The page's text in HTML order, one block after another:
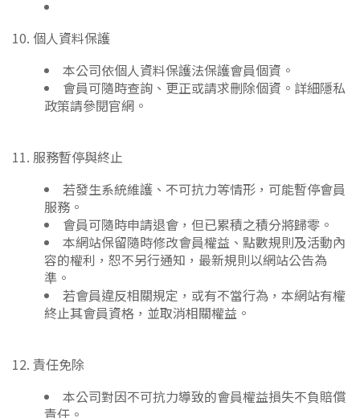
10. 個人資料保護
本公司依個人資料保護法保護會員個資。
會員可隨時查詢、更正或請求刪除個資。詳細隱私
政策請參閱官網。
11. 服務暫停與終止
若發生系統維護、不可抗力等情形，可能暫停會員
服務。
會員可隨時申請退會，但已累積之積分將歸零。
本網站保留隨時修改會員權益、點數規則及活動內
容的權利，恕不另行通知，最新規則以網站公告為
準。
若會員違反相關規定，或有不當行為，本網站有權
終止其會員資格，並取消相關權益。
12. 責任免除
本公司對因不可抗力導致的會員權益損失不負賠償